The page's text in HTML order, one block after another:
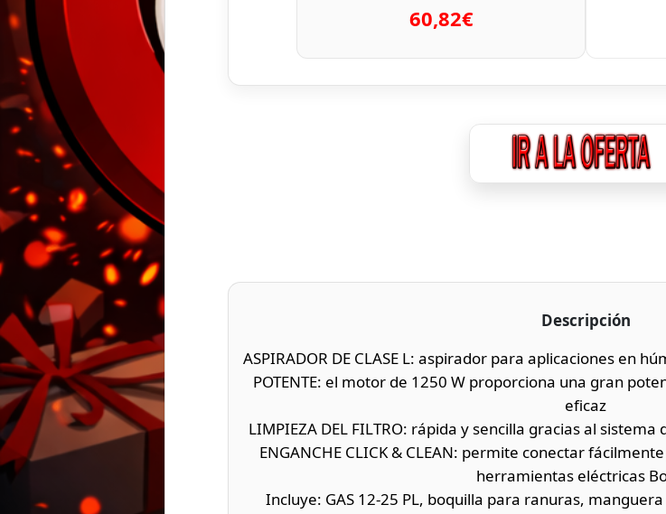
60,82€
Descripción
ASPIRADOR DE CLASE L: aspirador para aplicaciones en
POTENTE: el motor de 1250 W proporciona una gran
eficaz
LIMPIEZA DEL FILTRO: rápida y sencilla gracias al
ENGANCHE CLICK & CLEAN: permite conectar
herramientas eléctricas
Incluye: GAS 12-25 PL, boquilla para ranuras,